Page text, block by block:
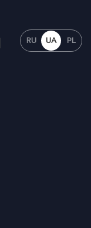
RU UA PL